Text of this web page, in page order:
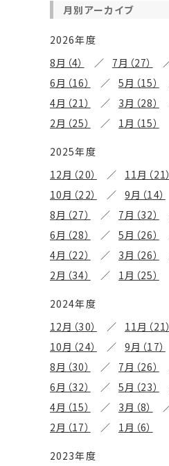
月別アーカイブ
2026年度
8月（4）
7月（27）
6月（16）
5月（15）
4月（21）
3月（28）
2月（25）
1月（15）
2025年度
12月（20）
11月（21）
10月（22）
9月（14）
8月（27）
7月（32）
6月（28）
5月（26）
4月（22）
3月（26）
2月（34）
1月（25）
2024年度
12月（30）
11月（21）
10月（24）
9月（17）
8月（30）
7月（26）
6月（32）
5月（23）
4月（15）
3月（8）
2月（17）
1月（6）
2023年度